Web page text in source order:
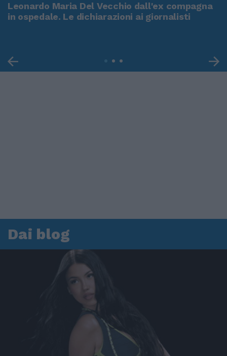
Leonardo Maria Del Vecchio dall'ex compagna
in ospedale. Le dichiarazioni ai giornalisti
Dai blog